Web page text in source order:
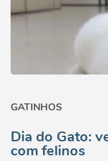
GATINHOS
Dia do Gato:
com felinos